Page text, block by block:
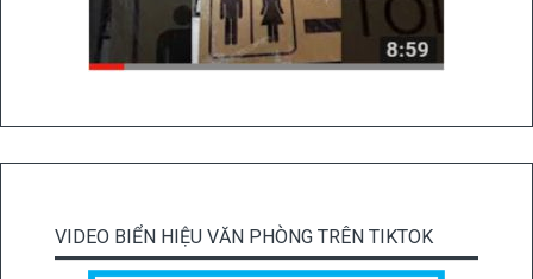
VIDEO BIỂN HIỆU VĂN PHÒNG TRÊN TIKTOK